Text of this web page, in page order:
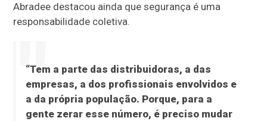
Abradee destacou ainda que segurança é uma
responsabilidade coletiva.
“Tem a parte das distribuidoras, a das
empresas, a dos profissionais envolvidos e
a da própria população. Porque, para a
gente zerar esse número, é preciso mudar